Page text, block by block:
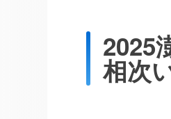
2025
相次